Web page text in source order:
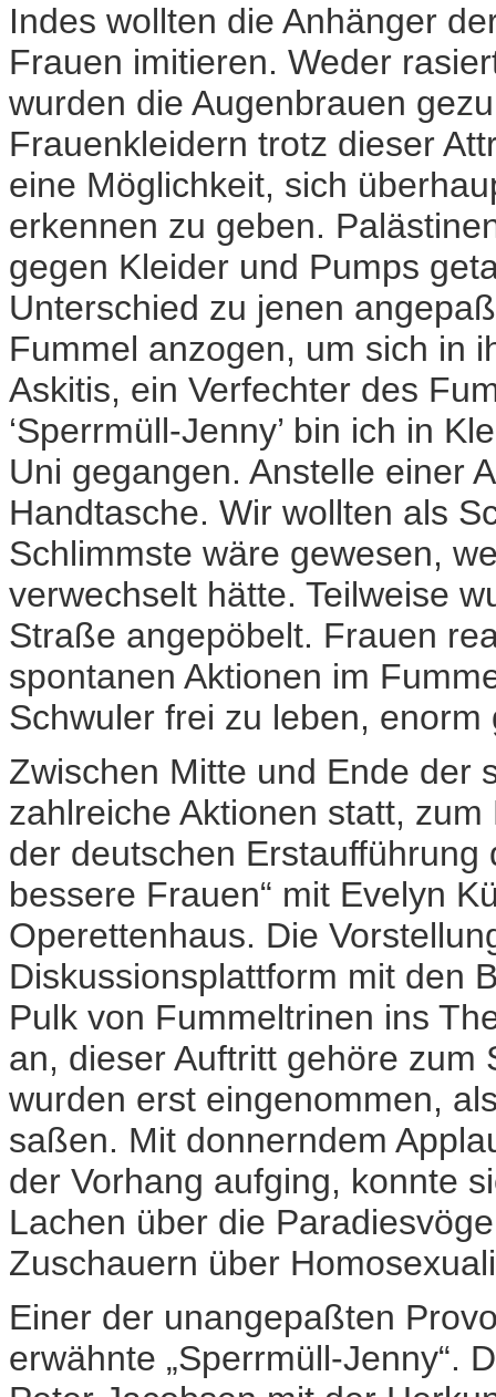
Indes wollten die Anhänger
Frauen imitieren. Weder
wurden die Augenbrauen
Frauenkleidern trotz dieser
eine Möglichkeit, sich
erkennen zu geben.
gegen Kleider und Pumps
Unterschied zu jenen
Fummel anzogen, um sich in
Askitis, ein Verfechter des
‘Sperrmüll-Jenny’ bin ich in
Uni gegangen. Anstelle einer
Handtasche. Wir wollten als
Schlimmste wäre gewesen,
verwechselt hätte. Teilweise
Straße angepöbelt. Frauen
spontanen Aktionen im
Schwuler frei zu leben, enorm
Zwischen Mitte und Ende der
zahlreiche Aktionen statt,
der deutschen Erstaufführung
bessere Frauen“ mit Evelyn
Operettenhaus. Die
Diskussionsplattform mit den
Pulk von Fummeltrinen ins
an, dieser Auftritt gehöre zum
wurden erst eingenommen,
saßen. Mit donnerndem
der Vorhang aufging, konnte
Lachen über die
Zuschauern über
Einer der unangepaßten
erwähnte „Sperrmüll-Jenny“.